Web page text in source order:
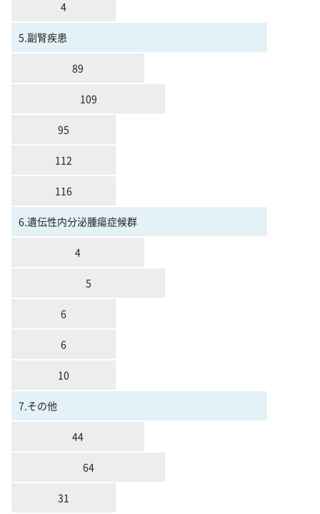
4
5.副腎疾患
89
109
95
112
116
6.遺伝性内分泌腫瘍症候群
4
5
6
6
10
7.その他
44
64
31